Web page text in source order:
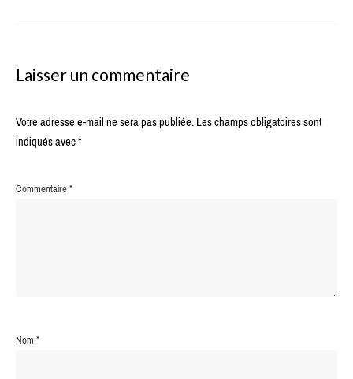
Laisser un commentaire
Votre adresse e-mail ne sera pas publiée.Les champs obligatoires sont
indiqués avec*
Commentaire*
Nom*